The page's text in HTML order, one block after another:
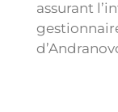
assurant